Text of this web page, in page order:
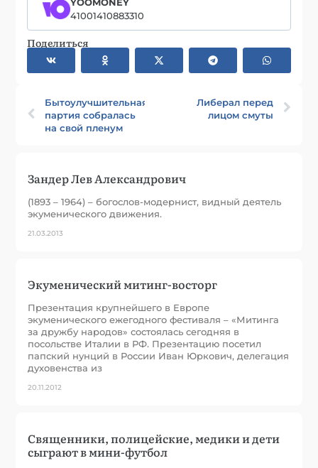
41001410883310
Поделиться
Бытоулучшительная
партия собралась
на свой пленум
Либерал перед
лицом смуты
Зандер Лев Александрович
(1893 – 1964) – богослов-модернист, видный деятель
экуменического движения.
21.03.2013
Экуменический митинг-восторг
Презентация крупнейшего в Европе
экуменического ежегодного фестиваля – «Митинга
за дружбу народов» состоялась сегодняя в
посольстве Италии в РФ. Презентацию посетил
папский нунций в России Иван Юркович, делегация
духовенства из
20.11.2012
Священники, полицейские, медики и дети
сыграют в мини-футбол